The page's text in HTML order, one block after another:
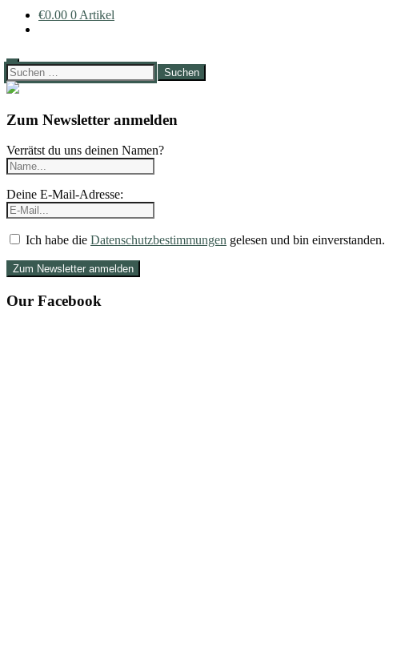
€0.00 0 Artikel
Suchen
nach:
Zum Newsletter anmelden
Verrätst du uns deinen Namen?
Deine E-Mail-Adresse:
Ich habe die Datenschutzbestimmungen gelesen und bin einverstanden.
Our Facebook